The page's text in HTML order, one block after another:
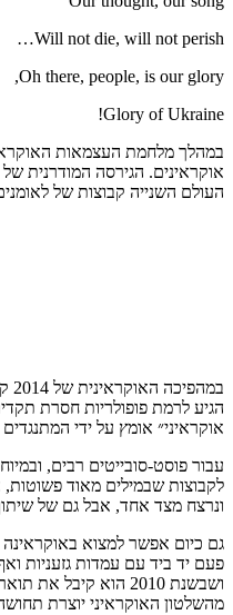
Will not die, will not perish…
Oh there, people, is our glory,
Glory of Ukraine!
העולם השנייה קבוצות של
הגיע לרמת פופולריות חסרת
אוקראיני״ אומץ על ידי
לקבוצות שבמילים מאוד פשוטות,
ונרצח מצד אחד, אבל גם של
גם כיום אפשר למצוא באוקראינה
פעם יד ביד עם עמדות גזעניות
מהשלטון האוקראיני יוצרת